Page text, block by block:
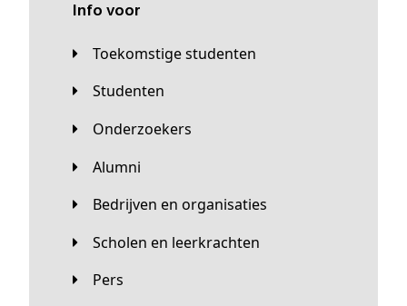
Info voor
Toekomstige studenten
Studenten
Onderzoekers
Alumni
Bedrijven en organisaties
Scholen en leerkrachten
Pers